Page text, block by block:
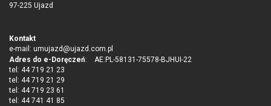
97-225 Ujazd
Kontakt
e-mail: umujazd@ujazd.com.pl
Adres do e-Doręczeń: AE:PL-58131-75578-BJHUI-22
tel: 44 719 21 23
tel: 44 719 21 29
tel: 44 719 23 61
tel: 44 741 41 85